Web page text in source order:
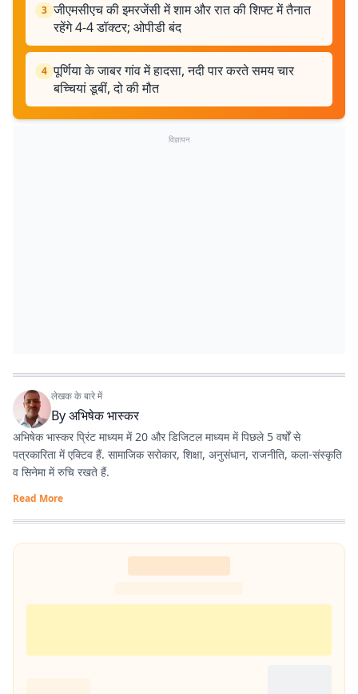
3 जीएमसीएच की इमरजेंसी में शाम और रात की शिफ्ट में तैनात
रहेंगे 4-4 डॉक्टर; ओपीडी बंद
4 पूर्णिया के जाबर गांव में हादसा, नदी पार करते समय चार
बच्चियां डूबीं, दो की मौत
विज्ञापन
लेखक के बारे में
Byअभिषेक भास्कर
अभिषेक भास्कर प्रिंट माध्यम में 20 और डिजिटल माध्यम में पिछले 5 वर्षों से
पत्रकारिता में एक्टिव हैं. सामाजिक सरोकार, शिक्षा, अनुसंधान, राजनीति, कला-संस्कृति
व सिनेमा में रुचि रखते हैं.
Read More